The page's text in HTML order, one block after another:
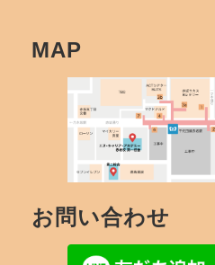
MAP
お問い合わせ